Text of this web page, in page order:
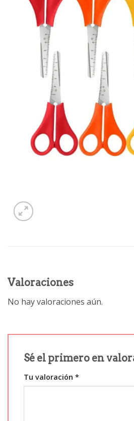
Valoraciones
No hay valoraciones aún.
Sé el primero en
Tu valoración *